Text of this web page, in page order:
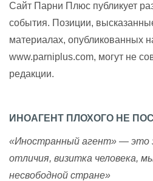
Сайт Парни Плюс публикует
события. Позиции,
материалах, опубликованных
www.parniplus.com, могут не
редакции.
ИНОАГЕНТ ПЛОХОГО НЕ
«Иностранный агент» — это
отличия, визитка человека,
несвободной стране»